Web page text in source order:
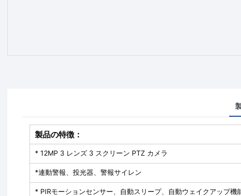
製品の特徴：
* 12MP 3 レンズ 3 スクリーン PTZ カメラ
*連動警報、投光器、警報サイレン
* PIRモーションセンサー、自動スリープ、自動ウェイクアップ機